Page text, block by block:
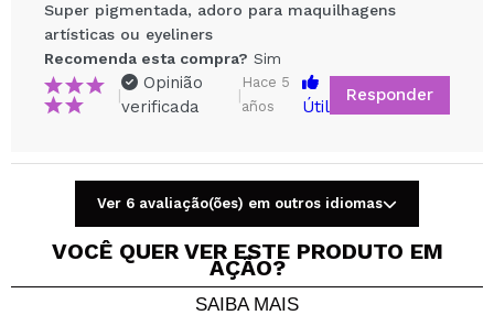
Recomenda esta compra? Sim Não
5/5
Super pigmentada, adoro para maquilhagens
artísticas ou eyeliners
Recomenda esta compra? Sim
|
Opinião
verificada
|
Hace 5
años
Útil
Responder
Ver 6 avaliação(ões) em outros idiomas
VOCÊ QUER VER ESTE PRODUTO EM
AÇÃO?
SAIBA MAIS